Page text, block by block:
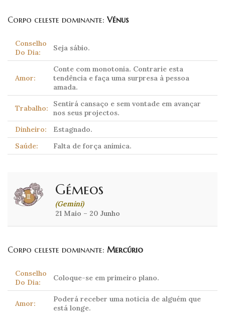
Corpo celeste dominante: Vénus
Conselho
Do Dia:
Seja sábio.
Amor:
Conte com monotonia. Contrarie esta
tendência e faça uma surpresa à pessoa
amada.
Trabalho:
Sentirá cansaço e sem vontade em avançar
nos seus projectos.
Dinheiro:
Estagnado.
Saúde:
Falta de força anímica.
Gémeos
(Gemini)
21 Maio – 20 Junho
Corpo celeste dominante: Mercúrio
Conselho
Do Dia:
Coloque-se em primeiro plano.
Amor:
Poderá receber uma noticia de alguém que
está longe.